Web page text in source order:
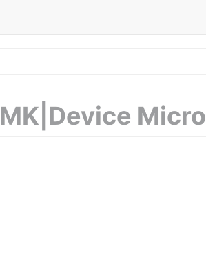
MK|Device Micro